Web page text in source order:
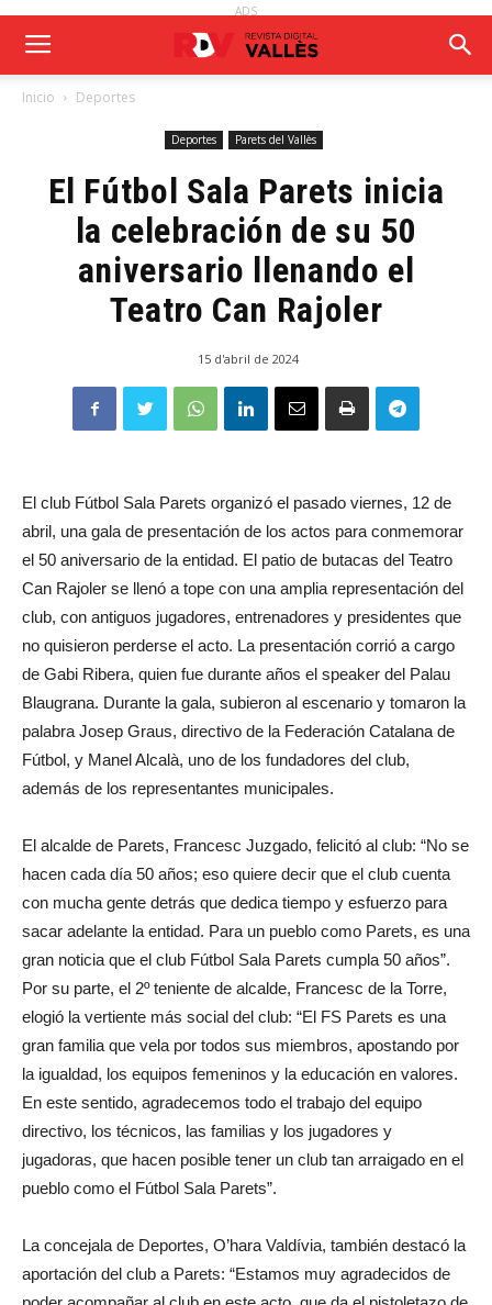
ADS
Inicio Deportes
Deportes Parets del Vallès
El Fútbol Sala Parets inicia
la celebración de su 50
aniversario llenando el
Teatro Can Rajoler
15 d'abril de 2024
El club Fútbol Sala Parets organizó el pasado viernes, 12 de
abril, una gala de presentación de los actos para conmemorar
el 50 aniversario de la entidad. El patio de butacas del Teatro
Can Rajoler se llenó a tope con una amplia representación del
club, con antiguos jugadores, entrenadores y presidentes que
no quisieron perderse el acto. La presentación corrió a cargo
de Gabi Ribera, quien fue durante años el speaker del Palau
Blaugrana. Durante la gala, subieron al escenario y tomaron la
palabra Josep Graus, directivo de la Federación Catalana de
Fútbol, y Manel Alcalà, uno de los fundadores del club,
además de los representantes municipales.
El alcalde de Parets, Francesc Juzgado, felicitó al club: “No se
hacen cada día 50 años; eso quiere decir que el club cuenta
con mucha gente detrás que dedica tiempo y esfuerzo para
sacar adelante la entidad. Para un pueblo como Parets, es una
gran noticia que el club Fútbol Sala Parets cumpla 50 años”.
Por su parte, el 2º teniente de alcalde, Francesc de la Torre,
elogió la vertiente más social del club: “El FS Parets es una
gran familia que vela por todos sus miembros, apostando por
la igualdad, los equipos femeninos y la educación en valores.
En este sentido, agradecemos todo el trabajo del equipo
directivo, los técnicos, las familias y los jugadores y
jugadoras, que hacen posible tener un club tan arraigado en el
pueblo como el Fútbol Sala Parets”.
La concejala de Deportes, O’hara Valdívia, también destacó la
aportación del club a Parets: “Estamos muy agradecidos de